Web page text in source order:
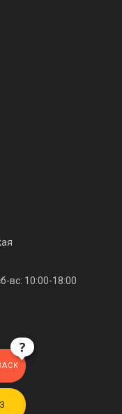
вс: 10:00-18:00